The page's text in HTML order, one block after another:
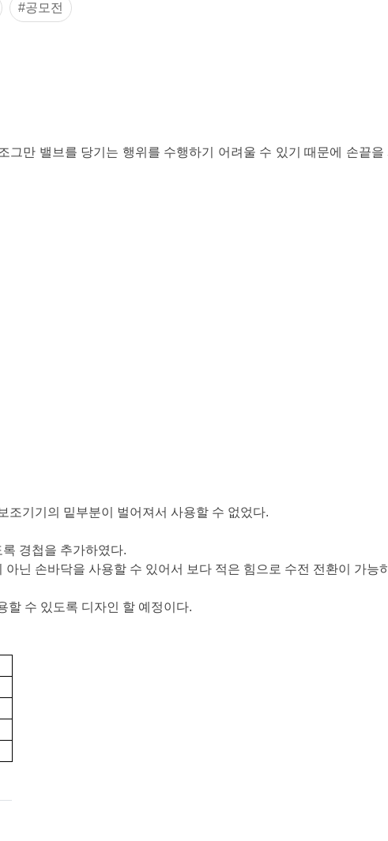
mm
#공모전
만 밸브를 당기는 행위를 수행하기 어려울 수 있기 때문에 손끝
조기기의 밑부분이 벌어져서 사용할 수 없었다.
경첩을 추가하였다.
닌 손바닥을 사용할 수 있어서 보다 적은 힘으로 수전 전환이 가능
할 수 있도록 디자인 할 예정이다.